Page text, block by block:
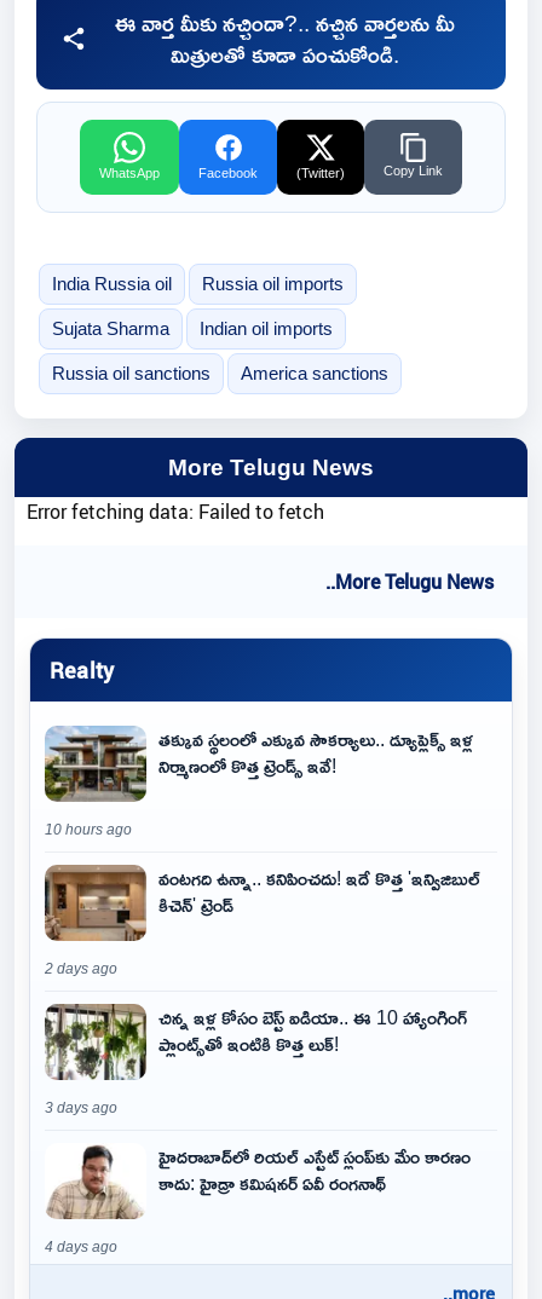
ఈ వార్త మీకు నచ్చిందా?.. నచ్చిన వార్తలను మీ
మిత్రులతో కూడా పంచుకోండి.
WhatsApp Facebook (Twitter) Copy Link
India Russia oil Russia oil imports
Sujata Sharma Indian oil imports
Russia oil sanctions America sanctions
More Telugu News
Error fetching data: Failed to fetch
..More Telugu News
Realty
తక్కువ స్థలంలో ఎక్కువ సౌకర్యాలు.. డ్యూప్లెక్స్ ఇళ్ల
నిర్మాణంలో కొత్త ట్రెండ్స్ ఇవే!
10 hours ago
వంటగది ఉన్నా.. కనిపించదు! ఇదే కొత్త 'ఇన్విజిబుల్
కిచెన్' ట్రెండ్
2 days ago
చిన్న ఇళ్ల కోసం బెస్ట్ ఐడియా.. ఈ 10 హ్యాంగింగ్
ప్లాంట్స్‌తో ఇంటికి కొత్త లుక్!
3 days ago
హైదరాబాద్‌లో రియల్ ఎస్టేట్ స్లంప్‌కు మేం కారణం
కాదు: హైడ్రా కమిషనర్ ఏవీ రంగనాథ్
4 days ago
..more